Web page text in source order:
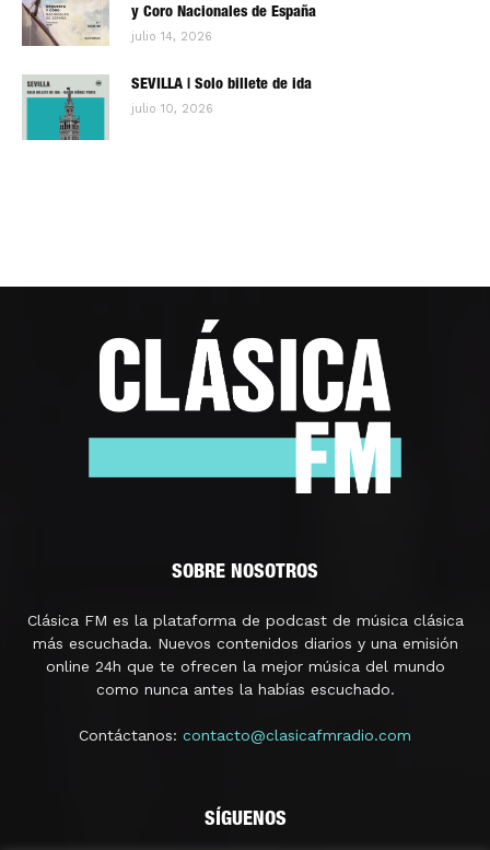
y Coro Nacionales de España
julio 14, 2026
SEVILLA | Solo billete de ida
julio 10, 2026
SOBRE NOSOTROS
Clásica FM es la plataforma de podcast de música clásica
más escuchada. Nuevos contenidos diarios y una emisión
online 24h que te ofrecen la mejor música del mundo
como nunca antes la habías escuchado.
Contáctanos: contacto@clasicafmradio.com
SÍGUENOS